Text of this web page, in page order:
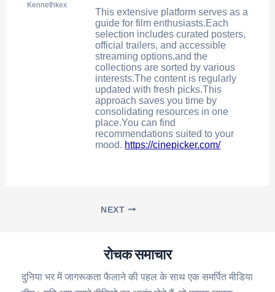
Kennethkex
This extensive platform serves as a
guide for film enthusiasts.Each
selection includes curated posters,
official trailers, and accessible
streaming options,and the
collections are sorted by various
interests.The content is regularly
updated with fresh picks.This
approach saves you time by
consolidating resources in one
place.You can find
recommendations suited to your
mood. https://cinepicker.com/
NEXT
रोचक समाचार
दुनिया भर में जागरूकता फैलाने की पहल के साथ एक समर्पित मीडिया